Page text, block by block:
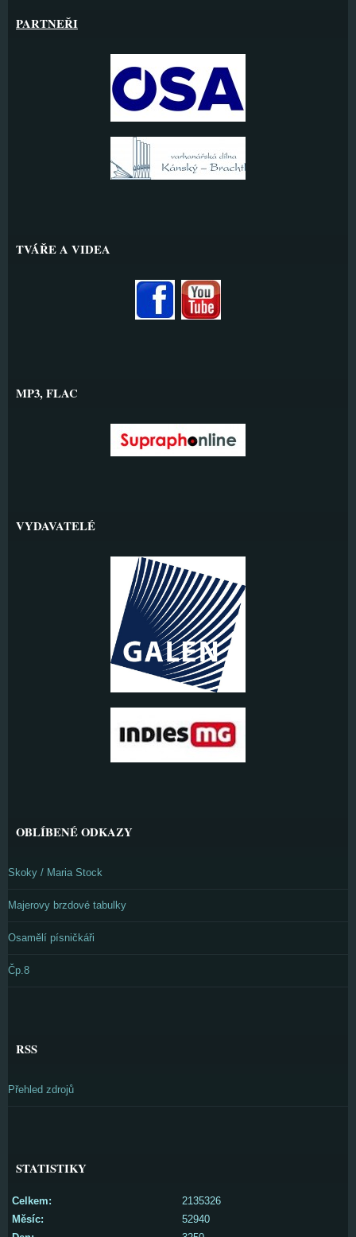
PARTNEŘI
TVÁŘE A VIDEA
MP3, FLAC
VYDAVATELÉ
OBLÍBENÉ ODKAZY
Skoky / Maria Stock
Majerovy brzdové tabulky
Osamělí písničkáři
Čp.8
RSS
Přehled zdrojů
STATISTIKY
Celkem:
2135326
Měsíc:
52940